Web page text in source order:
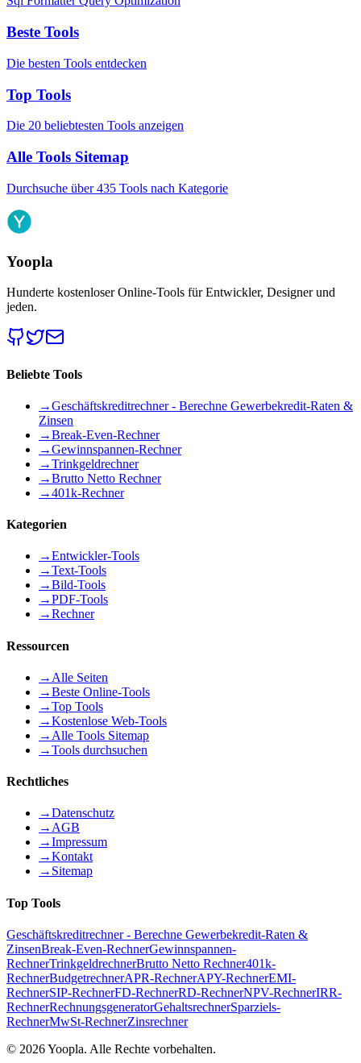
Beste Tools
Die besten Tools entdecken
Top Tools
Die 20 beliebtesten Tools anzeigen
Alle Tools Sitemap
Durchsuche über 435 Tools nach Kategorie
Yoopla
Hunderte kostenloser Online-Tools für Entwickler, Designer und
jeden.
Beliebte Tools
→Geschäftskreditrechner - Berechne Gewerbekredit-Raten &
Zinsen
→Break-Even-Rechner
→Gewinnspannen-Rechner
→Trinkgeldrechner
→Brutto Netto Rechner
→401k-Rechner
Kategorien
→Entwickler-Tools
→Text-Tools
→Bild-Tools
→PDF-Tools
→Rechner
Ressourcen
→ Alle Seiten
→Beste Online-Tools
→Top Tools
→Kostenlose Web-Tools
→ Alle Tools Sitemap
→Tools durchsuchen
Rechtliches
→Datenschutz
→ AGB
→Impressum
→Kontakt
→ Sitemap
Top Tools
Geschäftskreditrechner - Berechne Gewerbekredit-Raten &
ZinsenBreak-Even-RechnerGewinnspannen-
RechnerTrinkgeldrechnerBrutto Netto Rechner401k-
RechnerBudgetrechnerAPR-RechnerAPY-RechnerEMI-
RechnerSIP-RechnerFD-RechnerRD-RechnerNPV-RechnerIRR-
RechnerRechnungsgeneratorGehaltsrechnerSparziels-
RechnerMwSt-RechnerZinsrechner
© 2026Yoopla. Alle Rechte vorbehalten.